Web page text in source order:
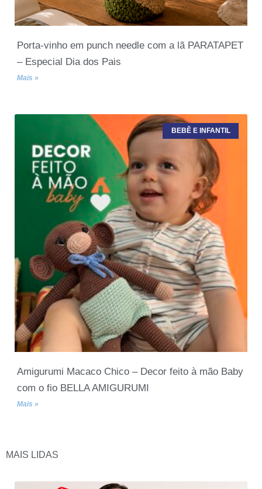
Porta-vinho em punch needle com a lã PARATAPET
– Especial Dia dos Pais
Mais »
BEBÊ E INFANTIL
Amigurumi Macaco Chico – Decor feito à mão Baby
com o fio BELLA AMIGURUMI
Mais »
MAIS LIDAS